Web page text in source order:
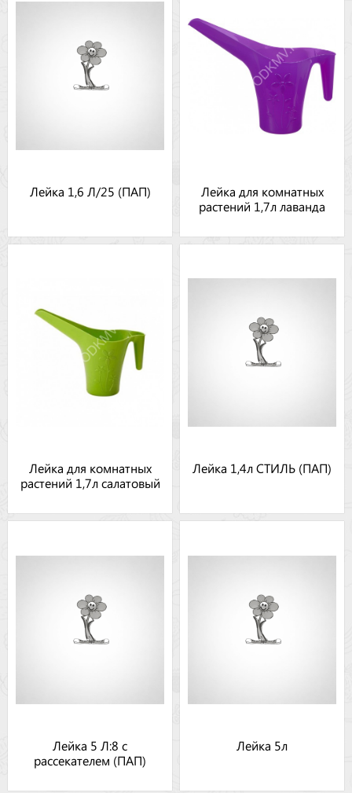
Лейка 1,6 Л/25 (ПАП)
Лейка для комнатных
растений 1,7л лаванда
Лейка для комнатных
растений 1,7л салатовый
Лейка 1,4л СТИЛЬ (ПАП)
Лейка 5 Л:8 с
рассекателем (ПАП)
Лейка 5л